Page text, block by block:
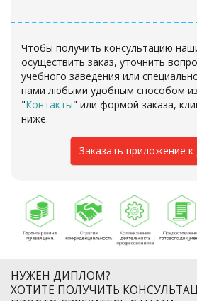
Чтобы получить консультацию
осуществить заказ, уточнить
учебного заведения или
нами любыми удобным способом
"Контакты" или формой заказа,
ниже.
Заказать приложение
НУЖЕН ДИПЛОМ?
ХОТИТЕ ПОЛУЧИТЬ